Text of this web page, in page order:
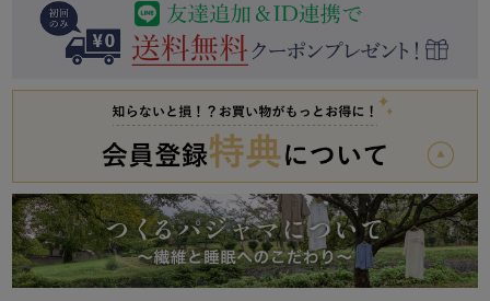
夏 秋
ボーイズパジャマ
売れ筋ランキング
- Item Ranking -
新着商品
- New Arrival -
すべての生地一覧はこちら
作務衣
羽織・バスロ
上着単品
ズボン単品